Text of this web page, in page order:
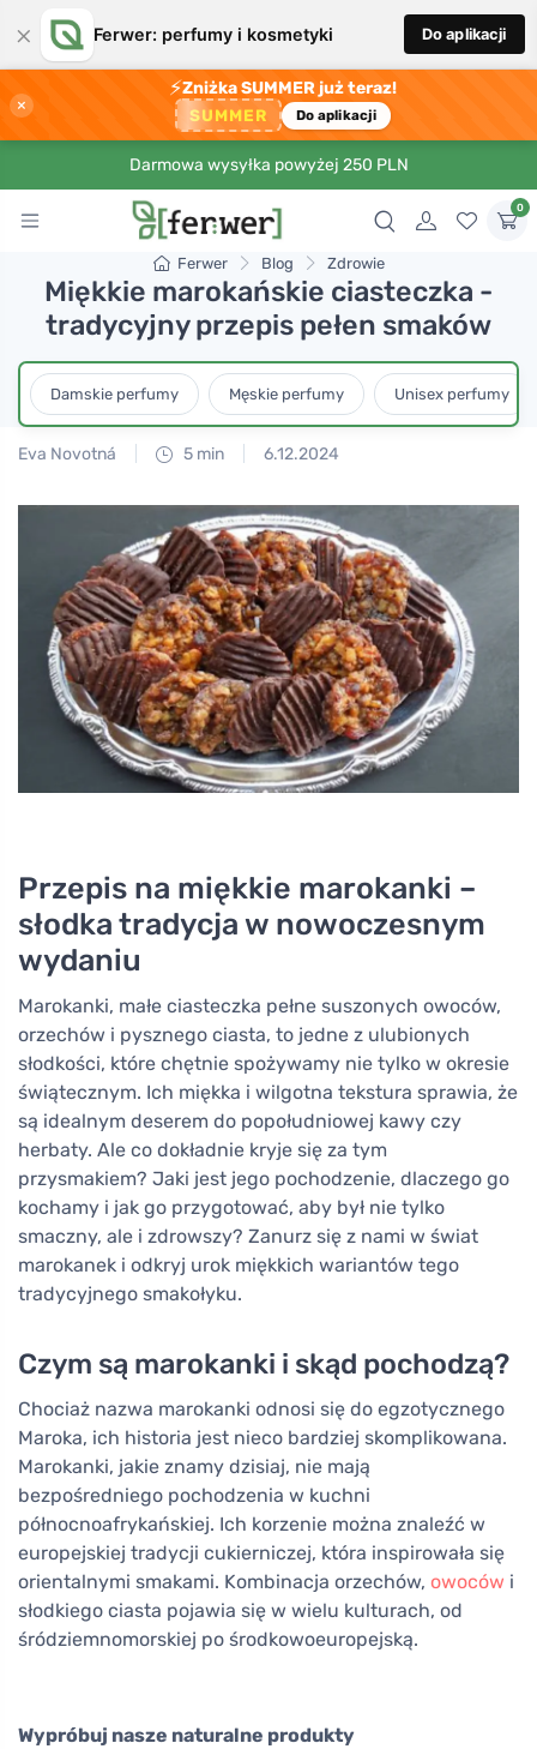
× Ferwer: perfumy i kosmetyki Do aplikacji
×
⚡Zniżka SUMMER już teraz!
SUMMER Do aplikacji
Darmowa wysyłka powyżej 250 PLN
0
Ferwer Blog Zdrowie
Miękkie marokańskie ciasteczka -
tradycyjny przepis pełen smaków
Damskie perfumy Męskie perfumy Unisex perfumy
Eva Novotná 5 min 6.12.2024
Przepis na miękkie marokanki –
słodka tradycja w nowoczesnym
wydaniu
Marokanki, małe ciasteczka pełne suszonych owoców,
orzechów i pysznego ciasta, to jedne z ulubionych
słodkości, które chętnie spożywamy nie tylko w okresie
świątecznym. Ich miękka i wilgotna tekstura sprawia, że
są idealnym deserem do popołudniowej kawy czy
herbaty. Ale co dokładnie kryje się za tym
przysmakiem? Jaki jest jego pochodzenie, dlaczego go
kochamy i jak go przygotować, aby był nie tylko
smaczny, ale i zdrowszy? Zanurz się z nami w świat
marokanek i odkryj urok miękkich wariantów tego
tradycyjnego smakołyku.
Czym są marokanki i skąd pochodzą?
Chociaż nazwa marokanki odnosi się do egzotycznego
Maroka, ich historia jest nieco bardziej skomplikowana.
Marokanki, jakie znamy dzisiaj, nie mają
bezpośredniego pochodzenia w kuchni
północnoafrykańskiej. Ich korzenie można znaleźć w
europejskiej tradycji cukierniczej, która inspirowała się
orientalnymi smakami. Kombinacja orzechów, owoców i
słodkiego ciasta pojawia się w wielu kulturach, od
śródziemnomorskiej po środkowoeuropejską.
Wypróbuj nasze naturalne produkty